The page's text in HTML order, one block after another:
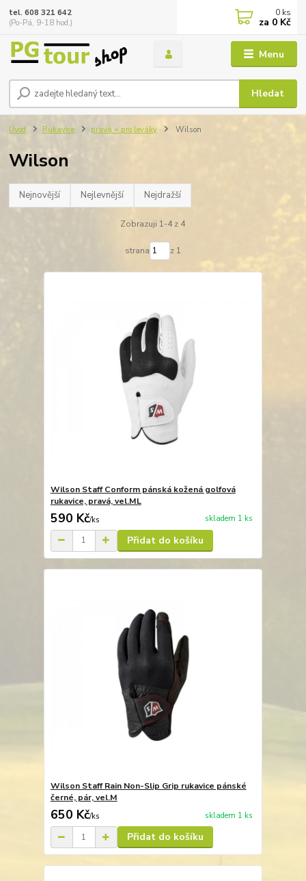
Menu
Hledat
tel. 608 321 642
(Po-Pá, 9-18 hod.)
0 ks
za 0 Kč
Úvod Rukavice pravá = pro leváky Wilson
Wilson
Nejnovější Nejlevnější Nejdražší
Zobrazuji 1-4 z 4
strana z 1
Wilson Staff Conform pánská kožená golfová
rukavice, pravá, vel.ML
590 Kč/ks skladem 1 ks
Přidat do košíku
Wilson Staff Rain Non-Slip Grip rukavice pánské
černé, pár, vel.M
650 Kč/ks skladem 1 ks
Přidat do košíku